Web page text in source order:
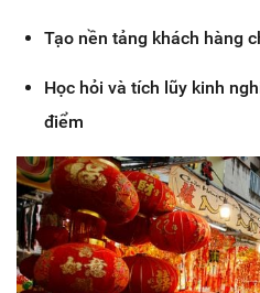
Tạo nền tảng khách hàng
Học hỏi và tích lũy kinh
điểm